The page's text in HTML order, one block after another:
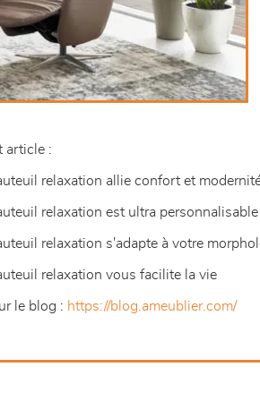
article :
relaxation allie confort et
relaxation est ultra personnalisable
relaxation s'adapte à votre
relaxation vous facilite la vie
le blog : https://blog.ameublier.com/